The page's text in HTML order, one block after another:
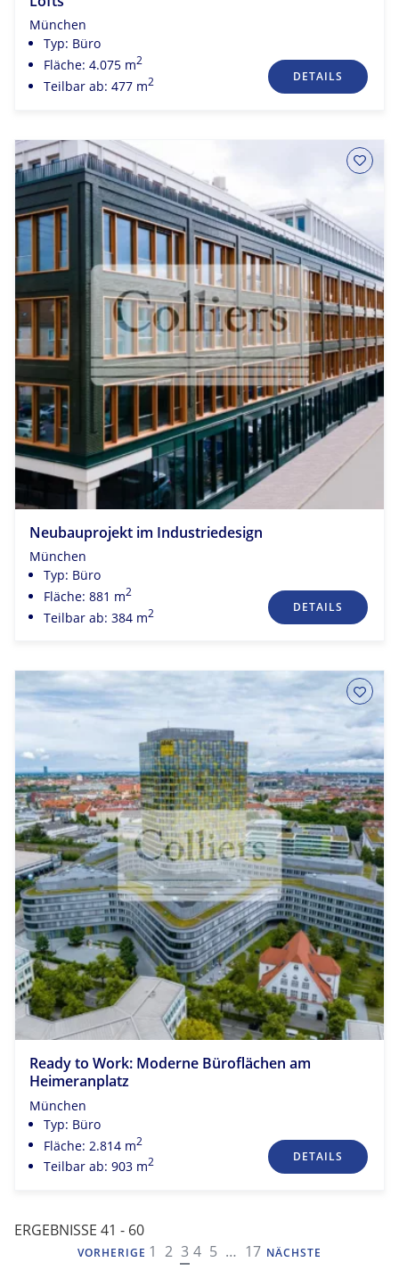
München
Typ: Büro
Fläche: 4.075 m2
Teilbar ab: 477 m2 DETAILS
Neubauprojekt im Industriedesign
München
Typ: Büro
Fläche: 881 m2
Teilbar ab: 384 m2 DETAILS
Ready to Work: Moderne Büroflächen am
Heimeranplatz
München
Typ: Büro
Fläche: 2.814 m2
Teilbar ab: 903 m2 DETAILS
ERGEBNISSE 41 - 60
NAVIGATION
VORHERIGE 1 2 3 4 5 … 17 NÄCHSTE